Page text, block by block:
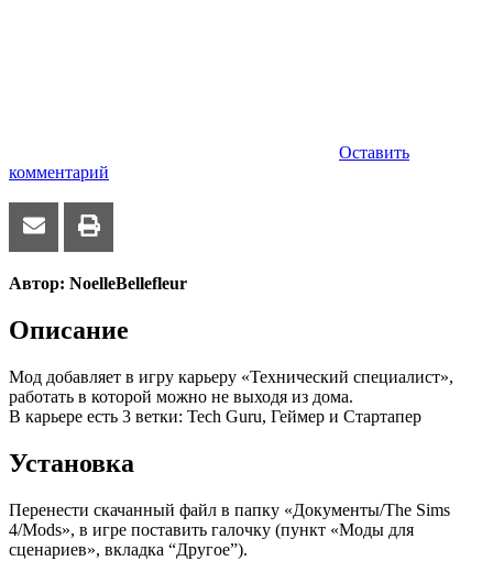
Оставить
комментарий
Автор: NoelleBellefleur
Описание
Мод добавляет в игру карьеру «Технический специалист»,
работать в которой можно не выходя из дома.
В карьере есть 3 ветки: Tech Guru, Геймер и Стартапер
Установка
Перенести скачанный файл в папку «Документы/The Sims
4/Mods», в игре поставить галочку (пункт «Моды для
сценариев», вкладка “Другое”).